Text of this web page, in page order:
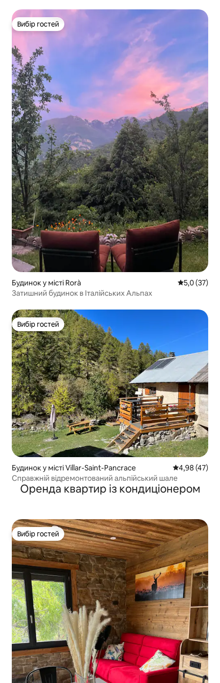
Вибір гостей
Вибір гостей
Будинок у місті Rorà Середня
5,0 (37)
Затишний будинок в Італійських Альпах
Вибір гостей
Вибір гостей
Будинок у місті Villar-Saint-Pancrace Середня
4,98 (47)
Справжній відремонтований альпійський шале
Оренда квартир із кондиціонером
Вибір гостей
Вибір гостей